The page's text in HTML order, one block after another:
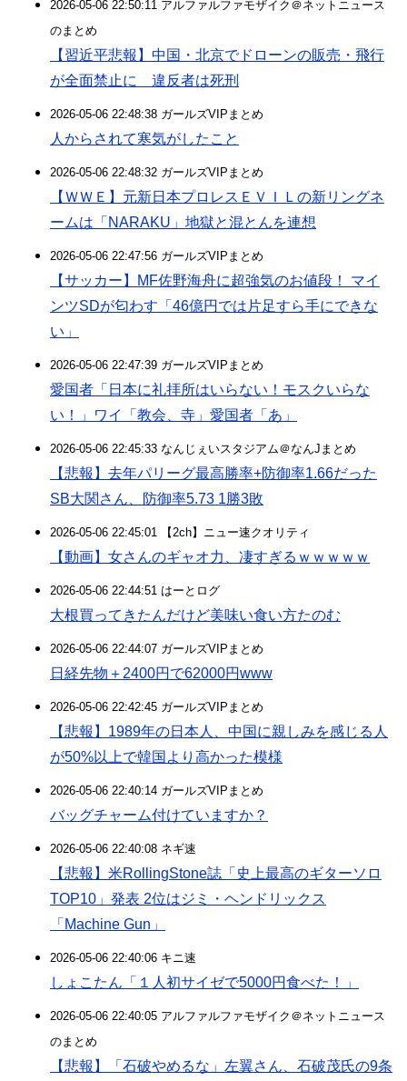
2026-05-06 22:50:11 アルファルファモザイク＠ネットニュース
のまとめ
【習近平悲報】中国・北京でドローンの販売・飛行
が全面禁止に 違反者は死刑
2026-05-06 22:48:38 ガールズVIPまとめ
人からされて寒気がしたこと
2026-05-06 22:48:32 ガールズVIPまとめ
【ＷＷＥ】元新日本プロレスＥＶＩＬの新リングネ
ームは「NARAKU」地獄と混とんを連想
2026-05-06 22:47:56 ガールズVIPまとめ
【サッカー】MF佐野海舟に超強気のお値段！ マイ
ンツSDが匂わす「46億円では片足すら手にできな
い」
2026-05-06 22:47:39 ガールズVIPまとめ
愛国者「日本に礼拝所はいらない！モスクいらな
い！」ワイ「教会、寺」愛国者「あ」
2026-05-06 22:45:33 なんじぇいスタジアム＠なんJまとめ
【悲報】去年パリーグ最高勝率+防御率1.66だった
SB大関さん、防御率5.73 1勝3敗
2026-05-06 22:45:01 【2ch】ニュー速クオリティ
【動画】女さんのギャオ力、凄すぎるｗｗｗｗｗ
2026-05-06 22:44:51 はーとログ
大根買ってきたんだけど美味い食い方たのむ
2026-05-06 22:44:07 ガールズVIPまとめ
日経先物＋2400円で62000円www
2026-05-06 22:42:45 ガールズVIPまとめ
【悲報】1989年の日本人、中国に親しみを感じる人
が50%以上で韓国より高かった模様
2026-05-06 22:40:14 ガールズVIPまとめ
バッグチャーム付けていますか？
2026-05-06 22:40:08 ネギ速
【悲報】米RollingStone誌「史上最高のギターソロ
TOP10」発表 2位はジミ・ヘンドリックス
「Machine Gun」
2026-05-06 22:40:06 キニ速
しょこたん「１人初サイゼで5000円食べた！」
2026-05-06 22:40:05 アルファルファモザイク＠ネットニュース
のまとめ
【悲報】「石破やめるな」左翼さん、石破茂氏の9条